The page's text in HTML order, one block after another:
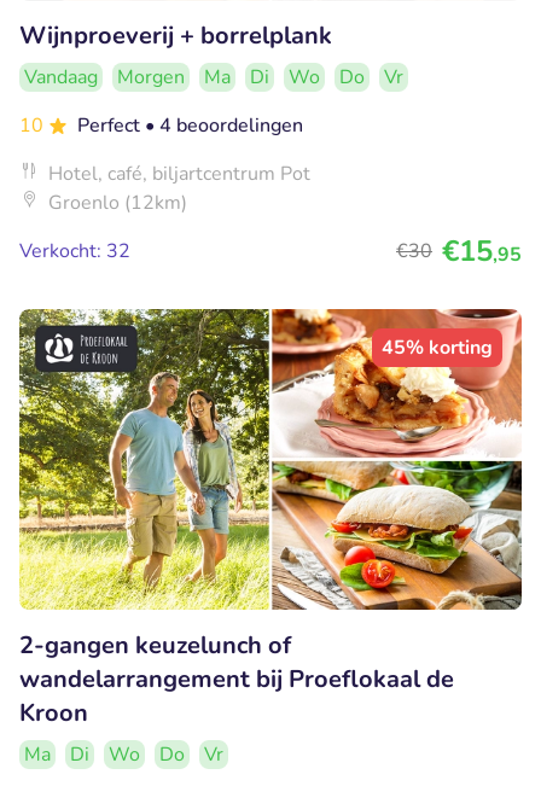
Wijnproeverij + borrelplank
Vandaag Morgen Ma Di Wo Do
Vr
10
Perfect • 4 beoordelingen
Hotel, café, biljartcentrum Pot
Groenlo (12km)
Verkocht: 32
€30 €15,95
45% korting
2-gangen keuzelunch of
wandelarrangement bij Proeflokaal de
Kroon
Ma Di Wo Do Vr